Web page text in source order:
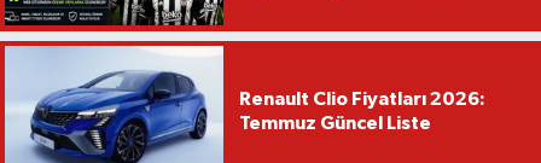
Renault Clio Fiyatları 2026:
Temmuz Güncel Liste